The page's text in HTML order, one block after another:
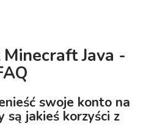
Java -
swoje konto na
są jakieś korzyści z